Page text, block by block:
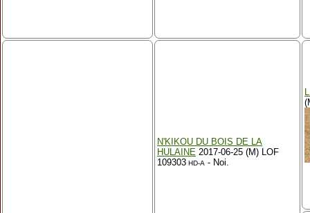
N'KIKOU DU BOIS DE LA
HULAINE 2017-06-25 (M) LOF
109303 HD-A - Noi.